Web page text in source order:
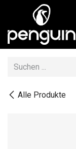
Zum Inhalt springen
Alle Produkte